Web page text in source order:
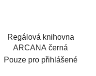
Regálová knihovna
ARCANA černá
Pouze pro přihlášené